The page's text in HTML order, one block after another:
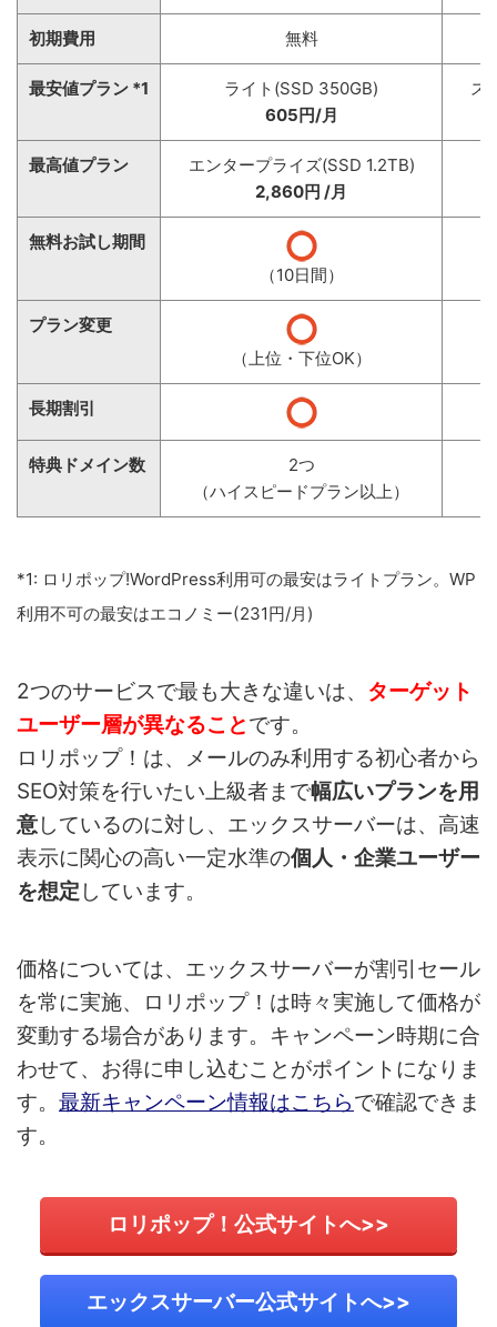
初期費用 無料
最安値プラン *1
ライト(SSD 350GB)
605円/月
ス
最高値プラン
エンタープライズ(SSD 1.2TB)
2,860円 /月
無料お試し期間
（10日間）
プラン変更
（上位・下位OK）
長期割引
特典ドメイン数
2つ
（ハイスピードプラン以上）
*1: ロリポップ!WordPress利用可の最安はライトプラン。WP
利用不可の最安はエコノミー(231円/月)
2つのサービスで最も大きな違いは、 ターゲット
ユーザー層が異なることです。
ロリポップ！は、メールのみ利用する初心者から
SEO対策を行いたい上級者まで幅広いプランを用
意しているのに対し、エックスサーバーは、高速
表示に関心の高い一定水準の個人・企業ユーザー
を想定 しています。
価格については、エックスサーバーが割引セール
を常に実施、ロリポップ！は時々実施して価格が
変動する場合があります。キャンペーン時期に合
わせて、お得に申し込むことがポイントになりま
す。 最新キャンペーン情報はこちらで確認できま
す。
ロリポップ！公式サイトへ>>
エックスサーバー公式サイトへ>>